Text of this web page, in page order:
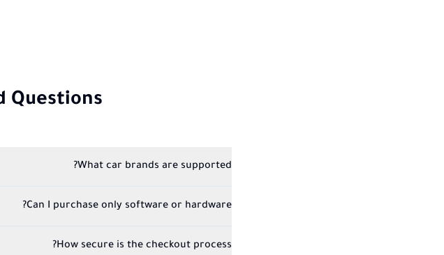
Questions
What car brands are supported?
Can I purchase only software or hardware?
How secure is the checkout process?